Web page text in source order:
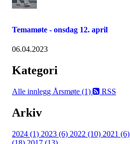
Temamøte - onsdag 12. april
06.04.2023
Kategori
Alle innlegg Årsmøte (1) RSS
Arkiv
2024 (1) 2023 (6) 2022 (10) 2021 (6)